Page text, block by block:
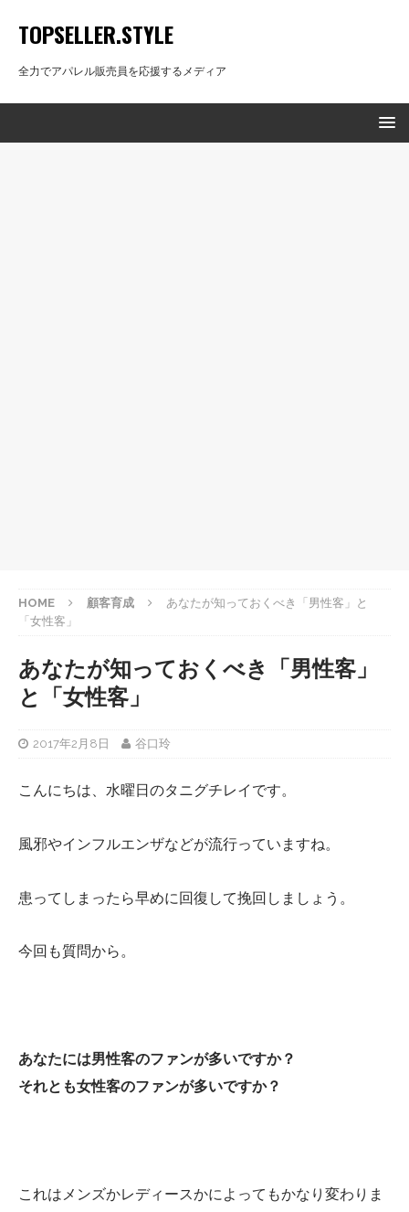
TOPSELLER.STYLE
全力でアパレル販売員を応援するメディア
HOME 顧客育成
あなたが知っておくべき「男性客」と
「女性客」
あなたが知っておくべき「男性客」
と「女性客」
2017年2月8日 谷口玲
こんにちは、水曜日のタニグチレイです。
風邪やインフルエンザなどが流行っていますね。
患ってしまったら早めに回復して挽回しましょう。
今回も質問から。
あなたには男性客のファンが多いですか？
それとも女性客のファンが多いですか？
これはメンズかレディースかによってもかなり変わりま